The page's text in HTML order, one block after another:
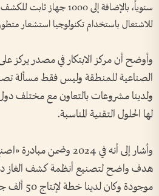
سنوياً، بالإضافة إلى 1000
للاشتعال باستخدام تكنولوجيا استشعار
وأوضح أن مركز الابتكار في مصدر يركز
الصناعية للمنطقة وليس فقط مسألة
ولدينا مشروعات بالتعاون مع مختلف
لها الحلول التقنية المناسبة.
وأشار إلى أنه في 2024 وضمن
هدف واضح لتصنيع أنظمة كشف الغاز
موجودة